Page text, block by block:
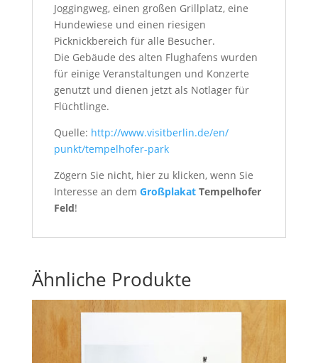
Joggingweg, einen großen Grillplatz, eine
Hundewiese und einen riesigen
Picknickbereich für alle Besucher.
Die Gebäude des alten Flughafens wurden
für einige Veranstaltungen und Konzerte
genutzt und dienen jetzt als Notlager für
Flüchtlinge.
Quelle: http://www.visitberlin.de/en/
punkt/tempelhofer-park
Zögern Sie nicht, hier zu klicken, wenn Sie
Interesse an dem Großplakat Tempelhofer
Feld!
Ähnliche Produkte